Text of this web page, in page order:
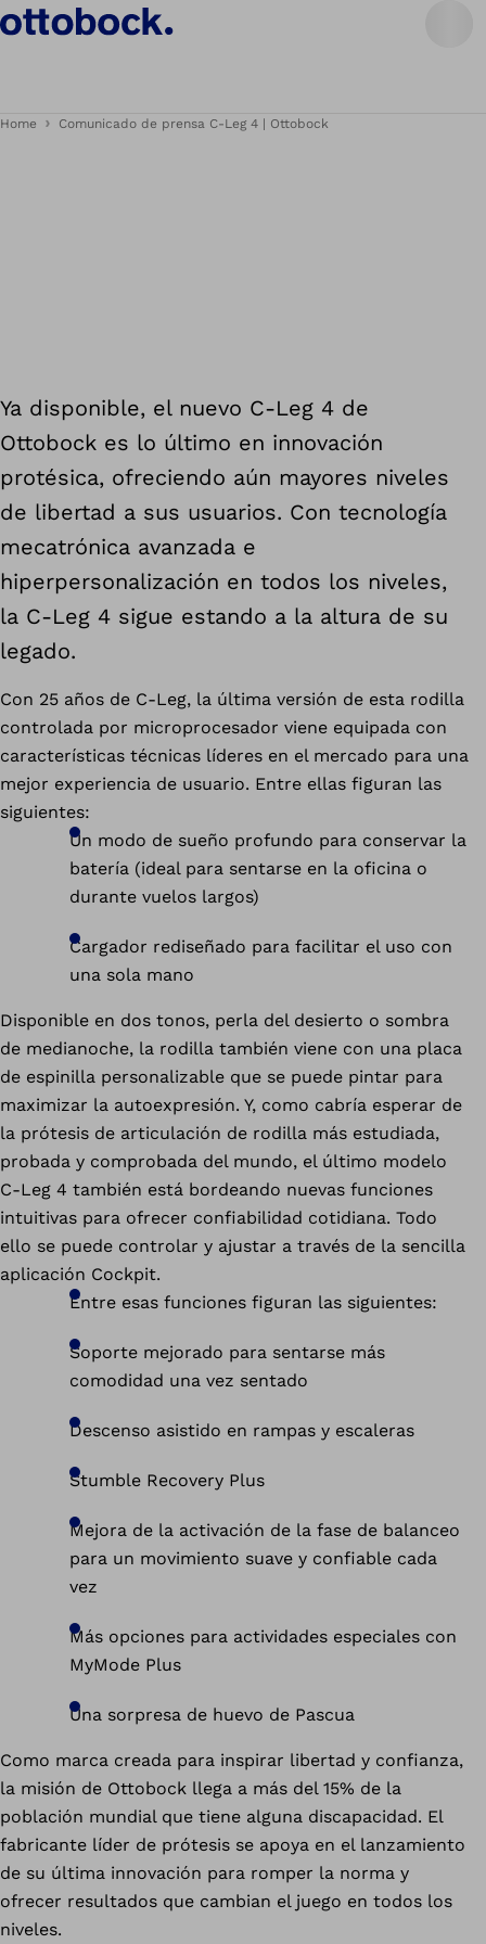
Home Comunicado de prensa C-Leg 4 | Ottobock
Ya disponible, el nuevo C-Leg 4 de
Ottobock es lo último en innovación
protésica, ofreciendo aún mayores niveles
de libertad a sus usuarios. Con tecnología
mecatrónica avanzada e
hiperpersonalización en todos los niveles,
la C-Leg 4 sigue estando a la altura de su
legado.
Con 25 años de C-Leg, la última versión de esta rodilla
controlada por microprocesador viene equipada con
características técnicas líderes en el mercado para una
mejor experiencia de usuario. Entre ellas figuran las
siguientes:
Un modo de sueño profundo para conservar la
batería (ideal para sentarse en la oficina o
durante vuelos largos)
Cargador rediseñado para facilitar el uso con
una sola mano
Disponible en dos tonos, perla del desierto o sombra
de medianoche, la rodilla también viene con una placa
de espinilla personalizable que se puede pintar para
maximizar la autoexpresión. Y, como cabría esperar de
la prótesis de articulación de rodilla más estudiada,
probada y comprobada del mundo, el último modelo
C-Leg 4 también está bordeando nuevas funciones
intuitivas para ofrecer confiabilidad cotidiana. Todo
ello se puede controlar y ajustar a través de la sencilla
aplicación Cockpit.
Entre esas funciones figuran las siguientes:
Soporte mejorado para sentarse más
comodidad una vez sentado
Descenso asistido en rampas y escaleras
Stumble Recovery Plus
Mejora de la activación de la fase de balanceo
para un movimiento suave y confiable cada
vez
Más opciones para actividades especiales con
MyMode Plus
Una sorpresa de huevo de Pascua
Como marca creada para inspirar libertad y confianza,
la misión de Ottobock llega a más del 15% de la
población mundial que tiene alguna discapacidad. El
fabricante líder de prótesis se apoya en el lanzamiento
de su última innovación para romper la norma y
ofrecer resultados que cambian el juego en todos los
niveles.